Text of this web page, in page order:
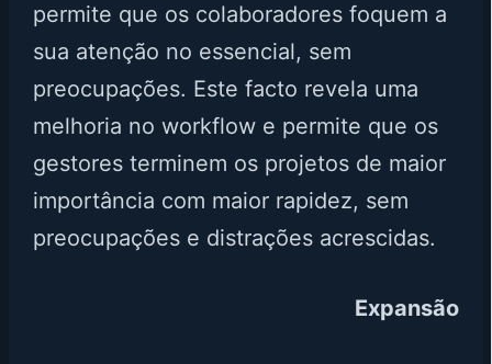
permite que os colaboradores foquem a
sua atenção no essencial, sem
preocupações. Este facto revela uma
melhoria no workflow e permite que os
gestores terminem os projetos de maior
importância com maior rapidez, sem
preocupações e distrações acrescidas.
Expansão